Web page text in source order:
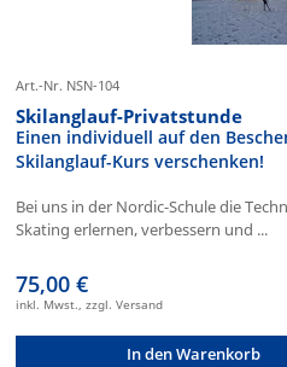
Art.-Nr. NSN-104
Skilanglauf-Privatstunde
Einen individuell auf den
Skilanglauf-Kurs verschenken!
Bei uns in der Nordic-Schule die
Skating erlernen, verbessern und ...
75,00 €
inkl. Mwst., zzgl. Versand
In den Warenkorb